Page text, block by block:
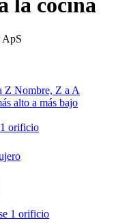
la cocina
Z Nombre, Z a A
alto a más bajo